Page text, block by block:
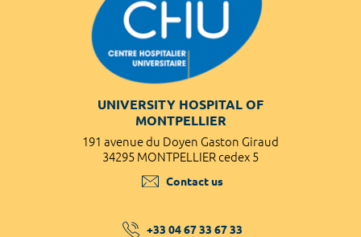
UNIVERSITY HOSPITAL OF
MONTPELLIER
191 avenue du Doyen Gaston Giraud
34295 MONTPELLIER cedex 5
Contact us
+33 04 67 33 67 33